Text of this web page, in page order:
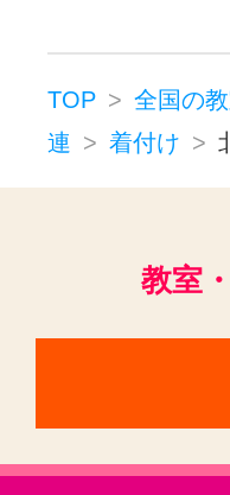
TOP 全国の
連
着付け
教室